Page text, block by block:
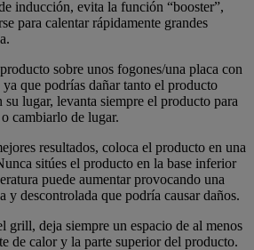
inducción, evita la función “booster”,
para calentar rápidamente grandes
sobre unos fogones/una placa con
que podrías dañar tanto el producto
lugar, levanta siempre el producto para
cambiarlo de lugar.
resultados, coloca el producto en una
sitúes el producto en la base inferior
puede aumentar provocando una
y descontrolada que podría causar daños.
grill, deja siempre un espacio de al menos
de calor y la parte superior del producto.